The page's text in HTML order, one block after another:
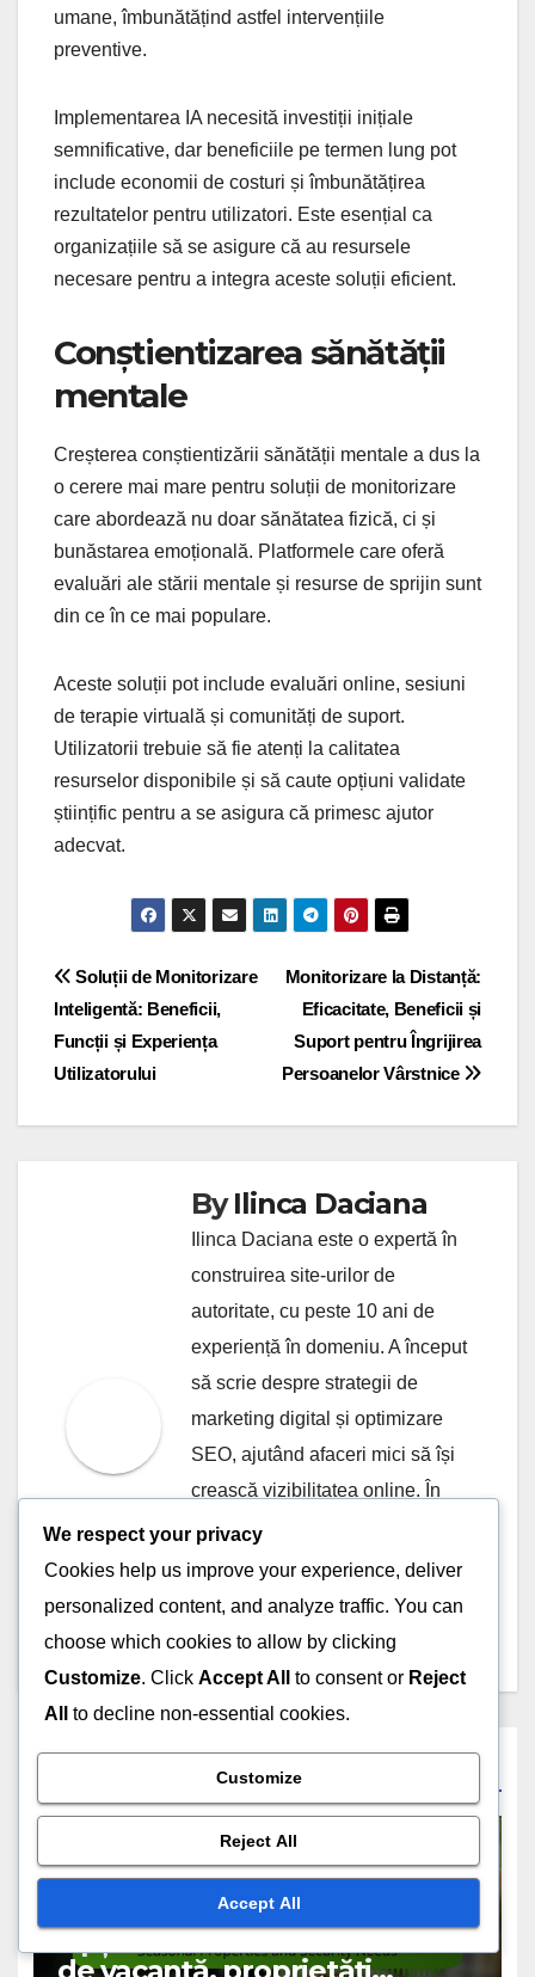
umane, îmbunătățind astfel intervențiile
preventive.
Implementarea IA necesită investiții inițiale
semnificative, dar beneficiile pe termen lung pot
include economii de costuri și îmbunătățirea
rezultatelor pentru utilizatori. Este esențial ca
organizațiile să se asigure că au resursele
necesare pentru a integra aceste soluții eficient.
Conștientizarea sănătății
mentale
Creșterea conștientizării sănătății mentale a dus la
o cerere mai mare pentru soluții de monitorizare
care abordează nu doar sănătatea fizică, ci și
bunăstarea emoțională. Platformele care oferă
evaluări ale stării mentale și resurse de sprijin sunt
din ce în ce mai populare.
Aceste soluții pot include evaluări online, sesiuni
de terapie virtuală și comunități de suport.
Utilizatorii trebuie să fie atenți la calitatea
resurselor disponibile și să caute opțiuni validate
științific pentru a se asigura că primesc ajutor
adecvat.
Post
navigation
Monitorizare la Distanță:
Eficacitate, Beneficii și
Suport pentru Îngrijirea
Persoanelor Vârstnice
Soluții de Monitorizare
Inteligentă: Beneficii,
Funcții și Experiența
Utilizatorului
ByIlinca Daciana
Ilinca Daciana este o expertă în
construirea site-urilor de
autoritate, cu peste 10 ani de
experiență în domeniu. A început
să scrie despre strategii de
marketing digital și optimizare
SEO, ajutând afaceri mici să își
crească vizibilitatea online. În
timpul liber, îi place să exploreze
natura și să împărtășească
cunoștințele sale prin workshop-
uri interactive.
SISTEME DE SECURITATE PENTRU LOCUINȚE: OPȚIUNI DE
Opțiuni de monitorizare: case
We respect your privacy
Cookies help us improve your experience, deliver
personalized content, and analyze traffic. You can
choose which cookies to allow by clicking
Customize. Click Accept All to consent or Reject
All
to decline non-essential cookies.
Customize
Reject All
Accept All